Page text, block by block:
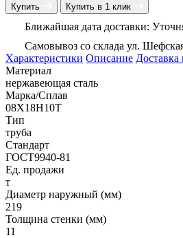
Купить Купить в 1 клик
Ближайшая дата доставки:
Самовывоз со склада ул.
Характеристики Описание
Материал
нержавеющая сталь
Марка/Сплав
08Х18Н10Т
Тип
труба
Стандарт
ГОСТ9940-81
Ед. продажи
т
Диаметр наружный (мм)
219
Толщина стенки (мм)
11